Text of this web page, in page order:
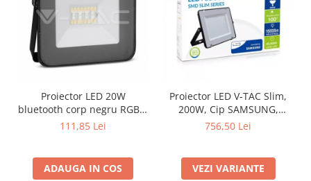
Proiector LED 20W
bluetooth corp negru RGB +
lumină Rece
111,85 Lei
ADAUGA IN COS
Proiector LED V-TAC Slim,
200W, Cip SAMSUNG,
80lm/w, 16000lm
756,50 Lei
VEZI VARIANTE